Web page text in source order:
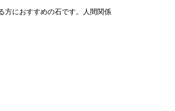
方におすすめの石です。人間関係